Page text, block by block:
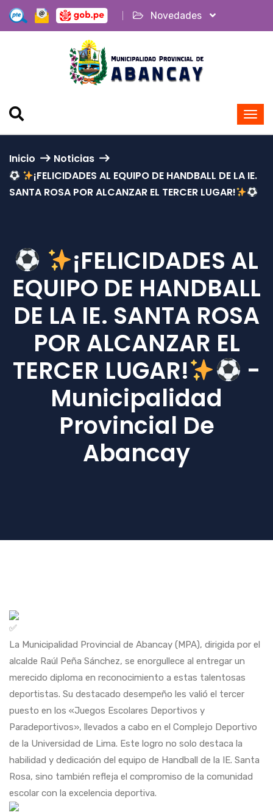
Novedades
Inicio
Noticias
¡FELICIDADES AL EQUIPO DE HANDBALL DE LA IE.
SANTA ROSA POR ALCANZAR EL TERCER LUGAR!
¡FELICIDADES AL
EQUIPO DE HANDBALL
DE LA IE. SANTA ROSA
POR ALCANZAR EL
TERCER LUGAR!
-
Municipalidad
Provincial De
Abancay
La Municipalidad Provincial de Abancay (MPA), dirigida por el
alcalde Raúl Peña Sánchez, se enorgullece al entregar un
merecido diploma en reconocimiento a estas talentosas
deportistas. Su destacado desempeño les valió el tercer
puesto en los «Juegos Escolares Deportivos y
Paradeportivos», llevados a cabo en el Complejo Deportivo
de la Universidad de Lima. Este logro no solo destaca la
habilidad y dedicación del equipo de Handball de la IE. Santa
Rosa, sino también refleja el compromiso de la comunidad
escolar con la excelencia deportiva.